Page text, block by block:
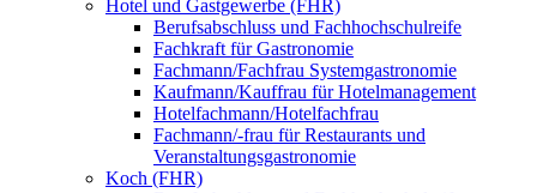
Hotel und Gastgewerbe (FHR)
Berufsabschluss und Fachhochschulreife
Fachkraft für Gastronomie
Fachmann/Fachfrau Systemgastronomie
Kaufmann/Kauffrau für Hotelmanagement
Hotelfachmann/Hotelfachfrau
Fachmann/-frau für Restaurants und
Veranstaltungsgastronomie
Koch (FHR)